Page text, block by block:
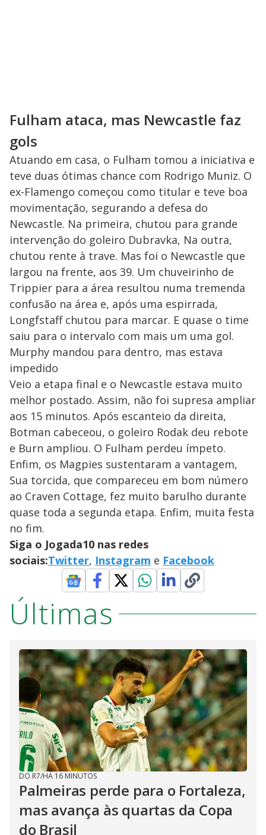
Fulham ataca, mas Newcastle faz
gols
Atuando em casa, o Fulham tomou a iniciativa e
teve duas ótimas chance com Rodrigo Muniz. O
ex-Flamengo começou como titular e teve boa
movimentação, segurando a defesa do
Newcastle. Na primeira, chutou para grande
intervenção do goleiro Dubravka, Na outra,
chutou rente à trave. Mas foi o Newcastle que
largou na frente, aos 39. Um chuveirinho de
Trippier para a área resultou numa tremenda
confusão na área e, após uma espirrada,
Longfstaff chutou para marcar. E quase o time
saiu para o intervalo com mais um uma gol.
Murphy mandou para dentro, mas estava
impedido
Veio a etapa final e o Newcastle estava muito
melhor postado. Assim, não foi supresa ampliar
aos 15 minutos. Após escanteio da direita,
Botman cabeceou, o goleiro Rodak deu rebote
e Burn ampliou. O Fulham perdeu ímpeto.
Enfim, os Magpies sustentaram a vantagem,
Sua torcida, que compareceu em bom número
ao Craven Cottage, fez muito barulho durante
quase toda a segunda etapa. Enfim, muita festa
no fim.
Siga o Jogada10 nas redes
sociais:Twitter, Instagram e Facebook
Últimas
DO R7/HÁ 16 MINUTOS
Palmeiras perde para o Fortaleza,
mas avança às quartas da Copa
do Brasil